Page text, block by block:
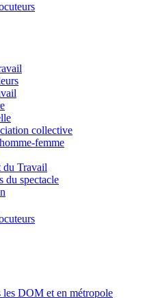
collective
femme
du Travail
du spectacle
DOM et en métropole